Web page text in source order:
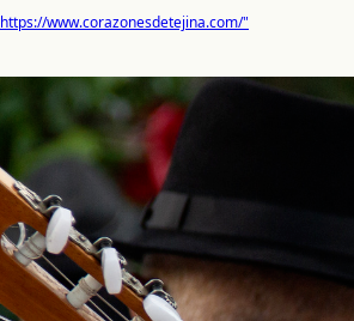
https://www.corazonesdetejina.com/"